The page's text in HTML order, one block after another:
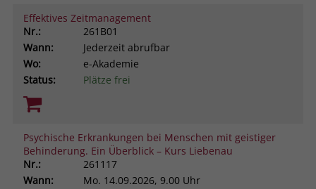
Effektives Zeitmanagement
Nr.:
261B01
Wann:
Jederzeit abrufbar
Wo:
e-Akademie
Status:
Plätze frei
Psychische Erkrankungen bei Menschen mit geistiger
Behinderung. Ein Überblick – Kurs Liebenau
Nr.:
261117
Wann:
Mo. 14.09.2026, 9.00 Uhr
Zweck
Microsoft Clarity setzt dieses Cookie,
um die Seitenaufrufe eines Benutzers
zu speichern und in einer einzigen
Sitzungsaufzeichnung